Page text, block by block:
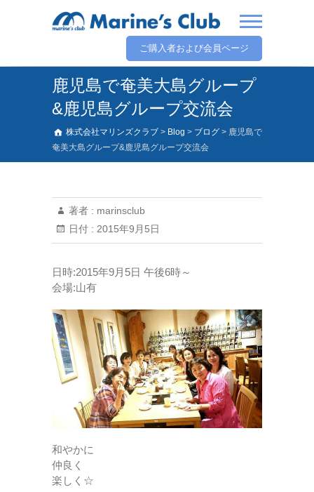
ご購入者および会員ページ
鹿児島で奄美大島グループ
&鹿児島グループ交流会
株式会社マリンズクラブ > Blog > ブログ > 鹿児島で
奄美大島グループ&鹿児島グループ交流会
著者 : marinsclub
日付 : 2015年9月5日
日時:2015年9月5日 午後6時～
会場:山有
和やかに
仲良く
楽しく☆